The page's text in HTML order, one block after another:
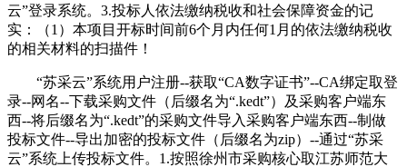
云”登录系统。3.投标人依法缴纳税收和社会保障资金的记
实：（1）本项目开标时间前6个月内任何1月的依法缴纳税收
的相关材料的扫描件！
“苏采云”系统用户注册--获取“CA数字证书”--CA绑定取登
录--网名--下载采购文件（后缀名为“.kedt”）及采购客户端东
西--将后缀名为“.kedt”的采购文件导入采购客户端东西--制做
投标文件--导出加密的投标文件（后缀名为zip）--通过“苏采
云”系统上传投标文件。1.按照徐州市采购核心取江苏师范大